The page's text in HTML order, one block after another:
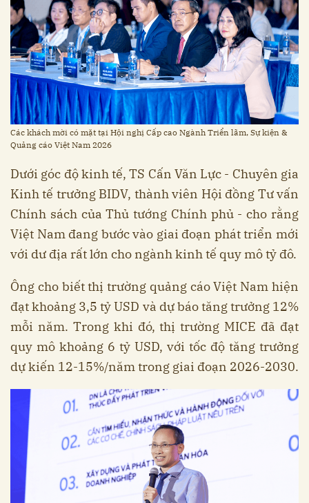
Các khách mời có mặt tại Hội nghị Cấp cao Ngành Triển lãm, Sự kiện &
Quảng cáo Việt Nam 2026
Dưới góc độ kinh tế, TS Cấn Văn Lực - Chuyên gia
Kinh tế trưởng BIDV, thành viên Hội đồng Tư vấn
Chính sách của Thủ tướng Chính phủ - cho rằng
Việt Nam đang bước vào giai đoạn phát triển mới
với dư địa rất lớn cho ngành kinh tế quy mô tỷ đô.
Ông cho biết thị trường quảng cáo Việt Nam hiện
đạt khoảng 3,5 tỷ USD và dự báo tăng trưởng 12%
mỗi năm. Trong khi đó, thị trường MICE đã đạt
quy mô khoảng 6 tỷ USD, với tốc độ tăng trưởng
dự kiến 12-15%/năm trong giai đoạn 2026-2030.